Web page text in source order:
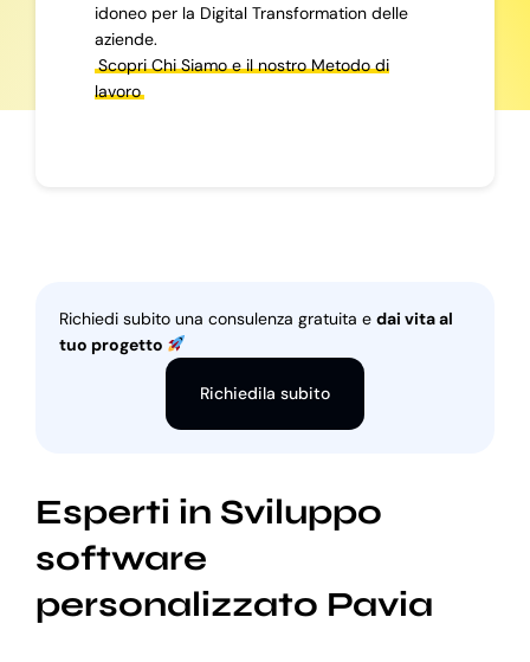
idoneo per la Digital Transformation delle
aziende.
Scopri Chi Siamo e il nostro Metodo di
lavoro
Richiedi subito una consulenza gratuita e dai vita al
tuo progetto
Richiedila subito
Esperti in Sviluppo
software
personalizzato Pavia